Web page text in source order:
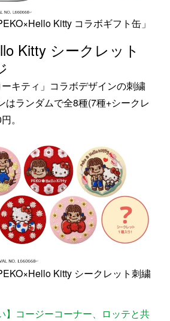
Kitty コラボギフト缶」
Kitty シークレット
キティ」コラボデザインの刺繍
はランダムで全8種(7種+シークレ
。
Kitty シークレット刺繍
】コージーコーナー、ロッテと共